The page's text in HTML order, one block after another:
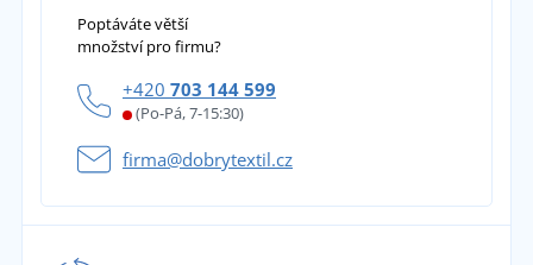
Poptáváte větší
množství pro firmu?
+420 703 144 599
(Po-Pá, 7-15:30)
firma@dobrytextil.cz